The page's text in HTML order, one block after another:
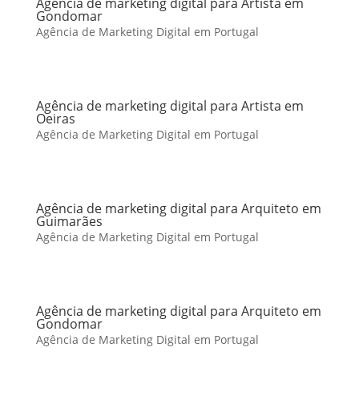
Gondomar
Agência de Marketing Digital em Portugal
Agência de marketing digital para Artista em
Oeiras
Agência de Marketing Digital em Portugal
Agência de marketing digital para Arquiteto em
Guimarães
Agência de Marketing Digital em Portugal
Agência de marketing digital para Arquiteto em
Gondomar
Agência de Marketing Digital em Portugal